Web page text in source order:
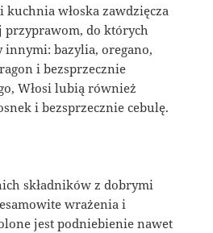
kuchnia włoska zawdzięcza
do których
innymi: bazylia, oregano,
i bezsprzecznie
Włosi lubią również
i bezsprzecznie cebulę.
składników z dobrymi
wrażenia i
jest podniebienie nawet